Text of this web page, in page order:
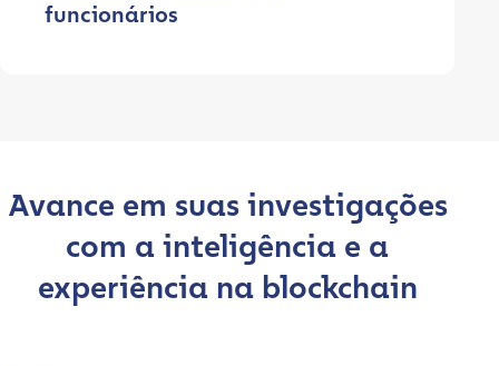
funcionários
Avance em suas investigações
com a inteligência e a
experiência na blockchain